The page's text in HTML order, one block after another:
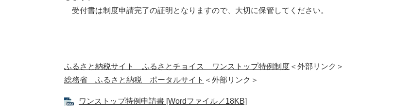
受付書は制度申請完了の証明となりますので、大切に保管してください。
ふるさと納税サイト ふるさとチョイス ワンストップ特例制度 ＜外部リンク＞
総務省 ふるさと納税 ポータルサイト ＜外部リンク＞
ワンストップ特例申請書 [Wordファイル／18KB]